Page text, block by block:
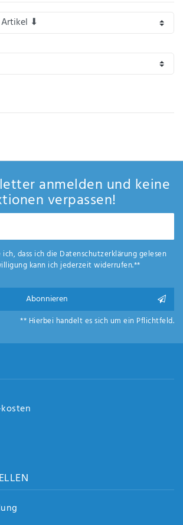
anmelden und keine
verpassen!
dass ich die Daten­schutz­erklärunggelesen
kann ich jederzeit widerrufen.**
Abonnieren
** Hierbei handelt es sich um ein Pflichtfeld.